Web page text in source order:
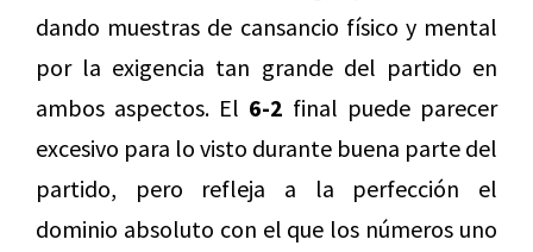
dando muestras de cansancio físico y mental
por la exigencia tan grande del partido en
ambos aspectos. El 6-2 final puede parecer
excesivo para lo visto durante buena parte del
partido, pero refleja a la perfección el
dominio absoluto con el que los números uno